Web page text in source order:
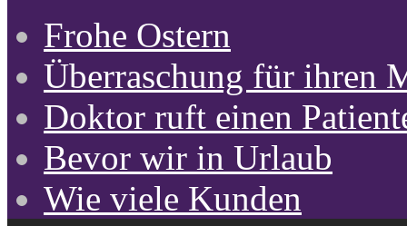
Frohe Ostern
Überraschung für ihren
Doktor ruft einen
Bevor wir in Urlaub
Wie viele Kunden